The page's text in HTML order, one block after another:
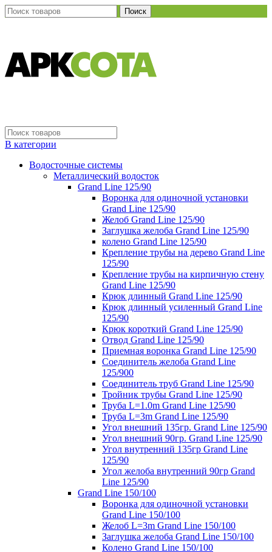
Поиск
В категории
Водосточные системы
Металлический водосток
Grand Line 125/90
Воронка для одиночной установки
Grand Line 125/90
Желоб Grand Line 125/90
Заглушка желоба Grand Line 125/90
колено Grand Line 125/90
Крепление трубы на дерево Grand Line
125/90
Крепление трубы на кирпичную стену
Grand Line 125/90
Крюк длинный Grand Line 125/90
Крюк длинный усиленный Grand Line
125/90
Крюк короткий Grand Line 125/90
Отвод Grand Line 125/90
Приемная воронка Grand Line 125/90
Соединитель желоба Grand Line
125/900
Соединитель труб Grand Line 125/90
Тройник трубы Grand Line 125/90
Труба L=1.0m Grand Line 125/90
Труба L=3m Grand Line 125/90
Угол внешний 135гр. Grand Line 125/90
Угол внешний 90гр. Grand Line 125/90
Угол внутренний 135гр Grand Line
125/90
Угол желоба внутренний 90гр Grand
Line 125/90
Grand Line 150/100
Воронка для одиночной установки
Grand Line 150/100
Желоб L=3m Grand Line 150/100
Заглушка желоба Grand Line 150/100
Колено Grand Line 150/100